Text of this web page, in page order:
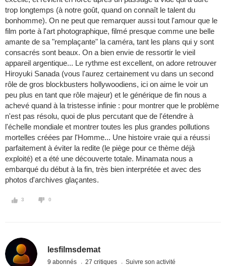
trop longtemps (à notre goût, quand on connaît le talent du
bonhomme). On ne peut que remarquer aussi tout l'amour que le
film porte à l'art photographique, filmé presque comme une belle
amante de sa "remplaçante" la caméra, tant les plans qui y sont
consacrés sont beaux. On a bien envie de ressortir le vieil
appareil argentique... Le rythme est excellent, on adore retrouver
Hiroyuki Sanada (vous l'aurez certainement vu dans un second
rôle de gros blockbusters hollywoodiens, ici on aime le voir un
peu plus en tant que rôle majeur) et le générique de fin nous a
achevé quand à la tristesse infinie : pour montrer que le problème
n'est pas résolu, quoi de plus percutant que de l'étendre à
l'échelle mondiale et montrer toutes les plus grandes pollutions
mortelles créées par l'Homme... Une histoire vraie qui a réussi
parfaitement à éviter la redite (le piège pour ce thème déjà
exploité) et a été une découverte totale. Minamata nous a
embarqué du début à la fin, très bien interprétée et avec des
photos d'archives glaçantes.
3 0
lesfilmsdemat
9 abonnés 27 critiques Suivre son activité